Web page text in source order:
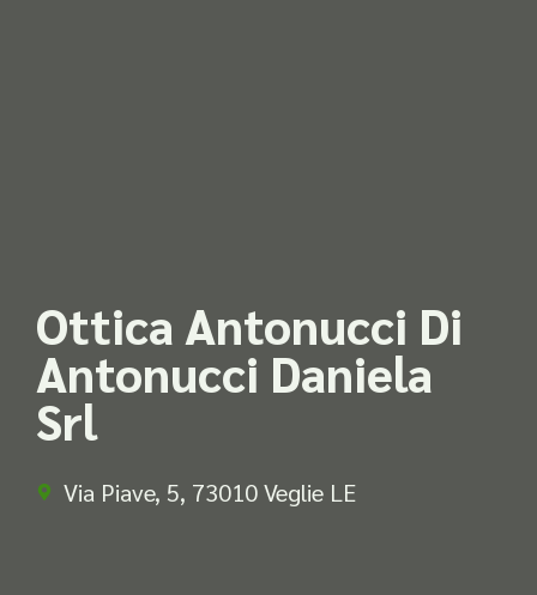
Ottica Antonucci Di
Antonucci Daniela
Srl
Via Piave, 5, 73010 Veglie LE